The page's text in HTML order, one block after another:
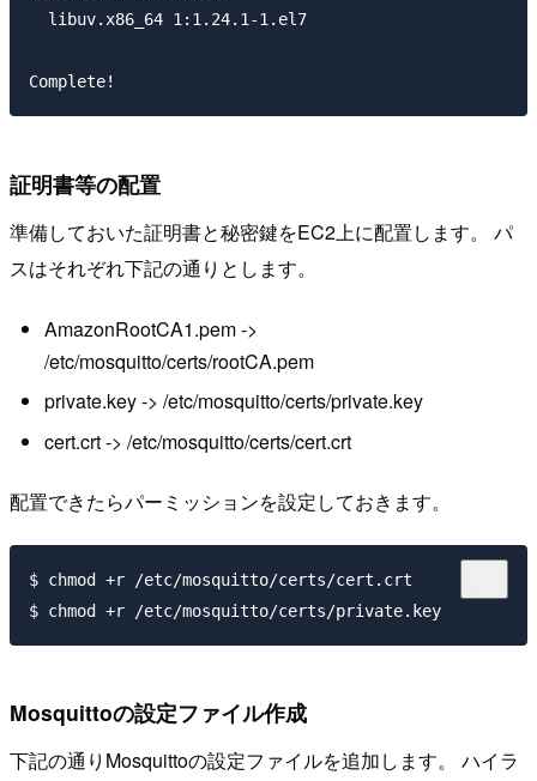
libuv.x86_64 1:1.24.1-1.el7
証明書等の配置
準備しておいた証明書と秘密鍵をEC2上に配置します。 パ
スはそれぞれ下記の通りとします。
AmazonRootCA1.pem ->
/etc/mosquitto/certs/rootCA.pem
private.key -> /etc/mosquitto/certs/private.key
cert.crt -> /etc/mosquitto/certs/cert.crt
配置できたらパーミッションを設定しておきます。
$ chmod +r /etc/mosquitto/certs/cert.crt
Mosquittoの設定ファイル作成
下記の通りMosquittoの設定ファイルを追加します。 ハイラ